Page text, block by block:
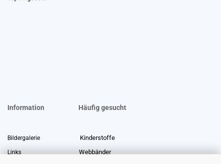
Information Häufig gesucht
Bildergalerie Kinderstoffe
Links Webbänder